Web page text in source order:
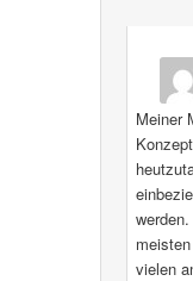
Meiner
vielen